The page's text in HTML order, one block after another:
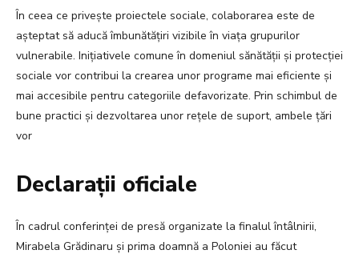
În ceea ce privește proiectele sociale, colaborarea este de
așteptat să aducă îmbunătățiri vizibile în viața grupurilor
vulnerabile. Inițiativele comune în domeniul sănătății și protecției
sociale vor contribui la crearea unor programe mai eficiente și
mai accesibile pentru categoriile defavorizate. Prin schimbul de
bune practici și dezvoltarea unor rețele de suport, ambele țări
vor
Declarații oficiale
În cadrul conferinței de presă organizate la finalul întâlnirii,
Mirabela Grădinaru și prima doamnă a Poloniei au făcut